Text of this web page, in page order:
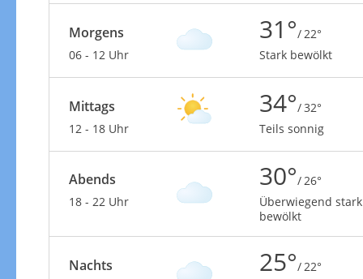
Morgens
06 - 12 Uhr
31°/ 22°
Stark bewölkt
Mittags
12 - 18 Uhr
34°/ 32°
Teils sonnig
Abends
18 - 22 Uhr
30°/ 26°
Überwiegend stark
bewölkt
Nachts 25°/ 22°
Windgeschwindigkeiten